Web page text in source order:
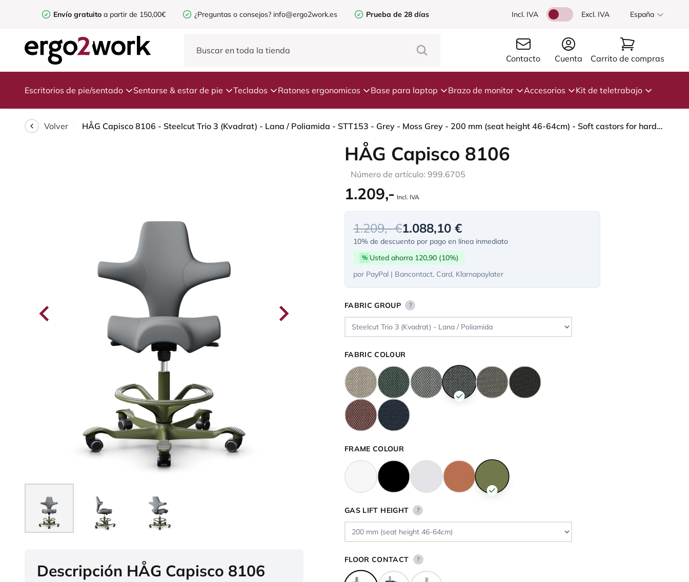
Envío gratuito a partir de 150,00€ ¿Preguntas o consejos? info@ergo2work.es Prueba de 28 días Incl. IVA Excl. IVA España
Contacto Cuenta Carrito de compras
Escritorios de pie/sentado Sentarse & estar de pie Teclados Ratones ergonomicos Base para laptop Brazo de monitor Accesorios Kit de teletrabajo
Volver HÅG Capisco 8106 - Steelcut Trio 3 (Kvadrat) - Lana / Poliamida - STT153 - Grey - Moss Grey - 200 mm (seat height 46-64cm) - Soft castors for hard floors
Descripción HÅG Capisco 8106
HÅG Capisco 8106
Número de artículo: 999.6705
1.209,- Incl. IVA
1.209,- €1.088,10 €
10% de descuento por pago en línea inmediato
% Usted ahorra 120,90 (10%)
por PayPal | Bancontact, Card, Klarnapaylater
FABRIC GROUP ?
FABRIC COLOUR
FRAME COLOUR
GAS LIFT HEIGHT ?
FLOOR CONTACT ?